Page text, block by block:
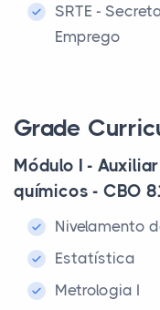
SRTE -
Emprego
Grade
Módulo I -
químicos - CBO
Nivelamento
Estatística
Metrologia I